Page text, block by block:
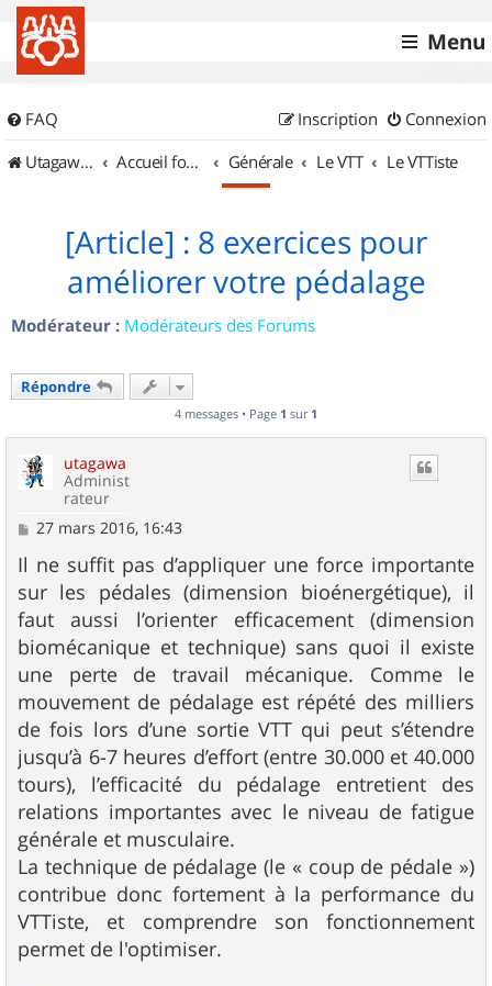
Menu
FAQ Connexion
Inscription
UtagawaVTT (Randos VTT et VTTAE avec traces GPS)
Accueil forum Générale Le VTT Le VTTiste
[Article] : 8 exercices pour
améliorer votre pédalage
Modérateur : Modérateurs des Forums
Répondre
4 messages • Page 1 sur 1
utagawa
Administ
rateur
M
s
s
a
g
e
27 mars 2016, 16:43
Il ne suffit pas d’appliquer une force importante
sur les pédales (dimension bioénergétique), il
faut aussi l’orienter efficacement (dimension
biomécanique et technique) sans quoi il existe
une perte de travail mécanique. Comme le
mouvement de pédalage est répété des milliers
de fois lors d’une sortie VTT qui peut s’étendre
jusqu’à 6-7 heures d’effort (entre 30.000 et 40.000
tours), l’efficacité du pédalage entretient des
relations importantes avec le niveau de fatigue
générale et musculaire.
La technique de pédalage (le « coup de pédale »)
contribue donc fortement à la performance du
VTTiste, et comprendre son fonctionnement
permet de l'optimiser.